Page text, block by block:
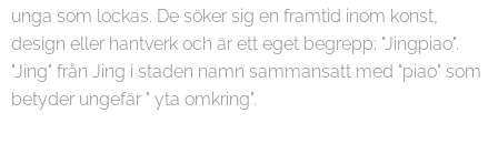
unga som lockas. De söker sig en framtid inom konst,
design eller hantverk och är ett eget begrepp; "Jingpiao".
"Jing" från Jing i staden namn sammansatt med "piao" som
betyder ungefär " yta omkring".